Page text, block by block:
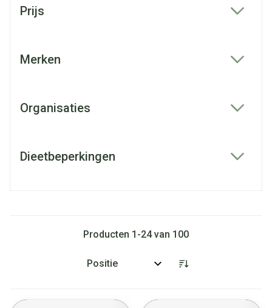
Prijs
Merken
Organisaties
Dieetbeperkingen
Producten 1 -24van 100
Sorteer op: